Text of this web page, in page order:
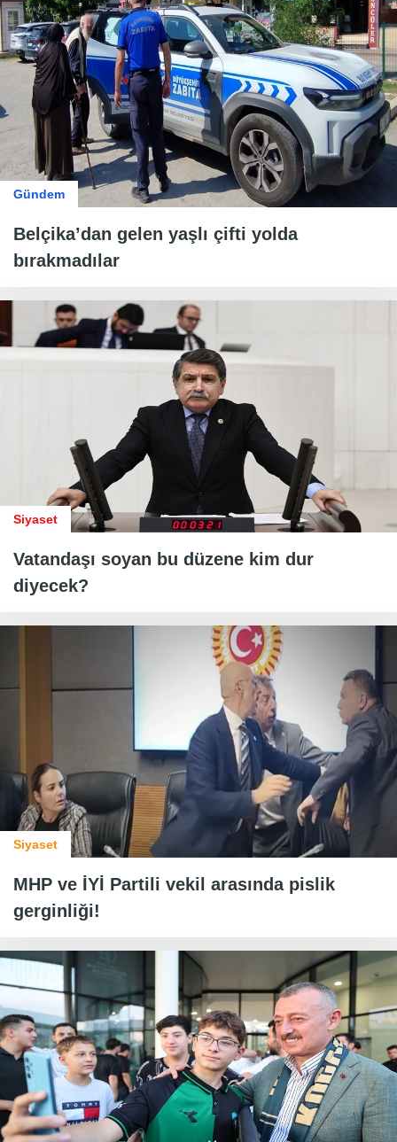
Gündem
Belçika’dan gelen yaşlı çifti yolda
bırakmadılar
Siyaset
Vatandaşı soyan bu düzene kim dur
diyecek?
Siyaset
MHP ve İYİ Partili vekil arasında pislik
gerginliği!